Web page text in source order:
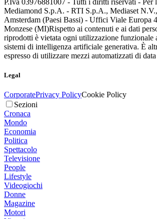
Mediamond S.p.A. - RTI S.p.A., Mediaset
Amsterdam (Paesi Bassi) - Uffici Viale Europa
Monzese (MI)Rispetto ai contenuti e ai dati
riprodotti è vietata ogni utilizzazione funzionale
sistemi di intelligenza artificiale generativa. È
espresso di utilizzare mezzi automatizzati di
Legal
CorporatePrivacy PolicyCookie Policy
Sezioni
Cronaca
Mondo
Economia
Politica
Spettacolo
Televisione
People
Lifestyle
Videogiochi
Donne
Magazine
Motori